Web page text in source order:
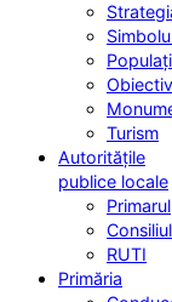
Turism
Autoritățile
publice locale
Primarul
RUTI
Primăria